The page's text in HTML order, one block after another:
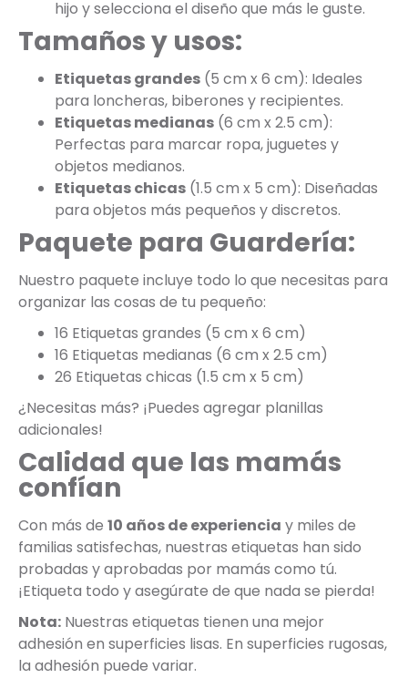
hijo y selecciona el diseño que más le guste.
Tamaños y usos:
Etiquetas grandes (5 cm x 6 cm): Ideales
para loncheras, biberones y recipientes.
Etiquetas medianas (6 cm x 2.5 cm):
Perfectas para marcar ropa, juguetes y
objetos medianos.
Etiquetas chicas (1.5 cm x 5 cm): Diseñadas
para objetos más pequeños y discretos.
Paquete para Guardería:
Nuestro paquete incluye todo lo que necesitas para
organizar las cosas de tu pequeño:
16 Etiquetas grandes (5 cm x 6 cm)
16 Etiquetas medianas (6 cm x 2.5 cm)
26 Etiquetas chicas (1.5 cm x 5 cm)
¿Necesitas más? ¡Puedes agregar planillas
adicionales!
Calidad que las mamás
confían
Con más de 10 años de experiencia y miles de
familias satisfechas, nuestras etiquetas han sido
probadas y aprobadas por mamás como tú.
¡Etiqueta todo y asegúrate de que nada se pierda!
Nota: Nuestras etiquetas tienen una mejor
adhesión en superficies lisas. En superficies rugosas,
la adhesión puede variar.